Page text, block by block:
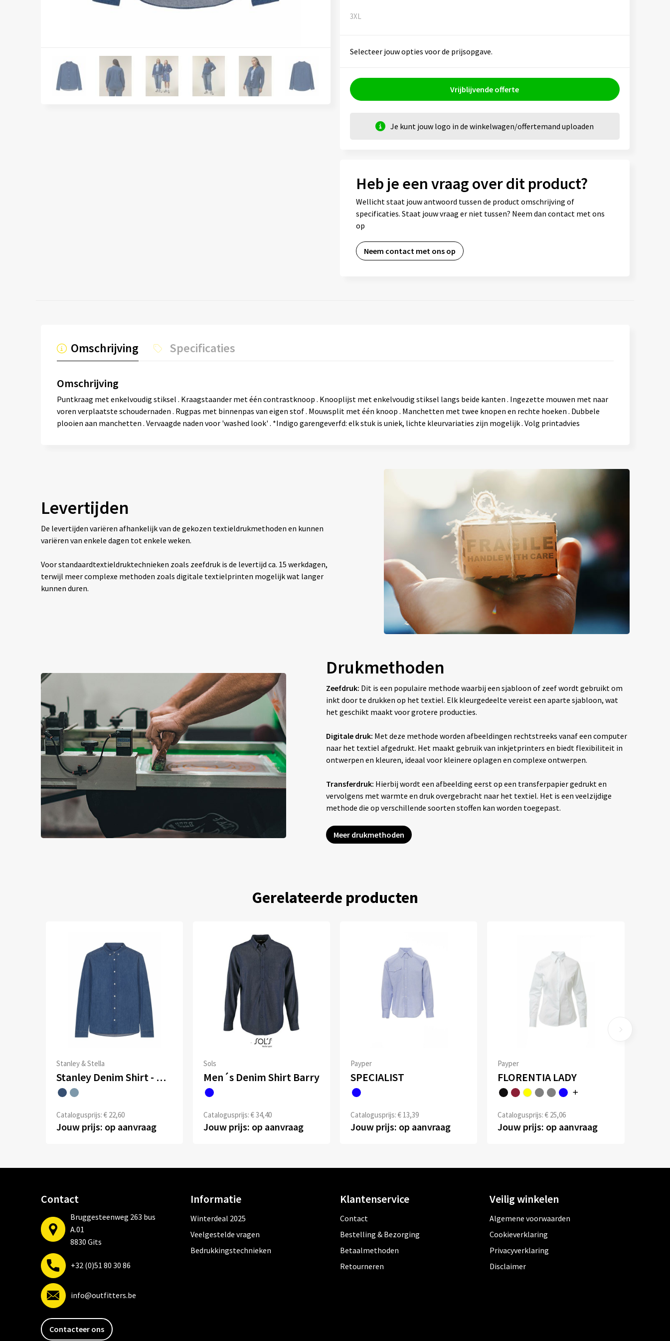
3XL
Selecteer jouw opties voor de prijsopgave.
Vrijblijvende offerte
Je kunt jouw logo in de winkelwagen/offertemand uploaden
Heb je een vraag over dit product?
Wellicht staat jouw antwoord tussen de product omschrijving of
specificaties. Staat jouw vraag er niet tussen? Neem dan contact met ons
op
Neem contact met ons op
Omschrijving Specificaties
Omschrijving
Puntkraag met enkelvoudig stiksel . Kraagstaander met één contrastknoop . Knooplijst met enkelvoudig stiksel langs beide kanten . Ingezette mouwen met naar
voren verplaatste schoudernaden . Rugpas met binnenpas van eigen stof . Mouwsplit met één knoop . Manchetten met twee knopen en rechte hoeken . Dubbele
plooien aan manchetten . Vervaagde naden voor 'washed look' . *Indigo garengeverfd: elk stuk is uniek, lichte kleurvariaties zijn mogelijk . Volg printadvies
Levertijden
De levertijden variëren afhankelijk van de gekozen textieldrukmethoden en kunnen
variëren van enkele dagen tot enkele weken.
Voor standaardtextieldruktechnieken zoals zeefdruk is de levertijd ca. 15 werkdagen,
terwijl meer complexe methoden zoals digitale textielprinten mogelijk wat langer
kunnen duren.
Drukmethoden
Zeefdruk: Dit is een populaire methode waarbij een sjabloon of zeef wordt gebruikt om
inkt door te drukken op het textiel. Elk kleurgedeelte vereist een aparte sjabloon, wat
het geschikt maakt voor grotere producties.
Digitale druk: Met deze methode worden afbeeldingen rechtstreeks vanaf een computer
naar het textiel afgedrukt. Het maakt gebruik van inkjetprinters en biedt flexibiliteit in
ontwerpen en kleuren, ideaal voor kleinere oplagen en complexe ontwerpen.
Transferdruk: Hierbij wordt een afbeelding eerst op een transferpapier gedrukt en
vervolgens met warmte en druk overgebracht naar het textiel. Het is een veelzijdige
methode die op verschillende soorten stoffen kan worden toegepast.
Meer drukmethoden
Gerelateerde producten
Stanley & Stella
Stanley Denim Shirt - Het heren overhemd van denim
Catalogusprijs: € 22,60
Jouw prijs: op aanvraag
Sols
Men´s Denim Shirt Barry
Catalogusprijs: € 34,40
Jouw prijs: op aanvraag
Payper
SPECIALIST
Catalogusprijs: € 13,39
Jouw prijs: op aanvraag
Payper
FLORENTIA LADY
Catalogusprijs: € 25,06
Jouw prijs: op aanvraag
Contact
Bruggesteenweg 263 bus
A.01
8830 Gits
+32 (0)51 80 30 86
info@outfitters.be
Contacteer ons
Informatie
Winterdeal 2025
Veelgestelde vragen
Bedrukkingstechnieken
Klantenservice
Contact
Bestelling & Bezorging
Betaalmethoden
Retourneren
Veilig winkelen
Algemene voorwaarden
Cookieverklaring
Privacyverklaring
Disclaimer